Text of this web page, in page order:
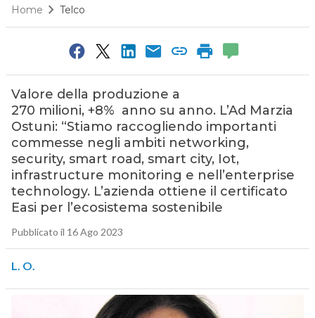
Home Telco
Valore della produzione a
270 milioni, +8% anno su anno. L’Ad Marzia
Ostuni: “Stiamo raccogliendo importanti
commesse negli ambiti networking,
security, smart road, smart city, Iot,
infrastructure monitoring e nell’enterprise
technology. L’azienda ottiene il certificato
Easi per l’ecosistema sostenibile
Pubblicato il 16 Ago 2023
L. O.